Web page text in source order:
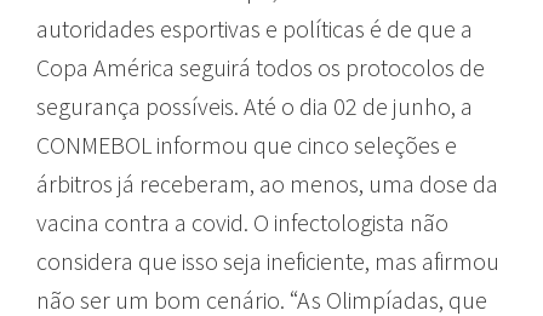
autoridades esportivas e políticas é de que a
Copa América seguirá todos os protocolos de
segurança possíveis. Até o dia 02 de junho, a
CONMEBOL informou que cinco seleções e
árbitros já receberam, ao menos, uma dose da
vacina contra a covid. O infectologista não
considera que isso seja ineficiente, mas afirmou
não ser um bom cenário. “As Olimpíadas, que